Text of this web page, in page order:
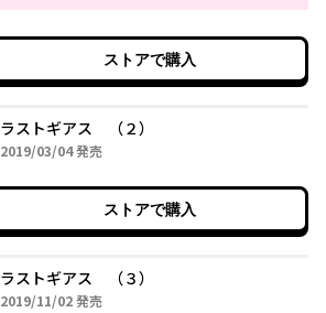
ストアで購入
ラストギアス （２）
2019/03/042019年03月04日
発売
ストアで購入
ラストギアス （３）
2019/11/022019年11月02日
発売